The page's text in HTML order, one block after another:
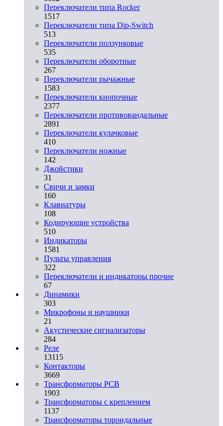
Переключатели типа Rocker
1517
Переключатели типа Dip-Switch
513
Переключатели ползунковые
535
Переключатели оборотные
267
Переключатели рычажные
1583
Переключатели кнопочные
2377
Переключатели противовандальные
2891
Переключатели кулачковые
410
Переключатели ножные
142
Джойстики
31
Свичи и замки
160
Клавиатуры
108
Кодирующие устройства
510
Индикаторы
1581
Пульты управления
322
Переключатели и индикаторы прочие
67
Динамики
303
Микрофоны и наушники
21
Акустические сигнализаторы
284
Реле
13115
Контакторы
3669
Трансформаторы PCB
1903
Трансформаторы с креплением
1137
Трансформаторы тороидальные